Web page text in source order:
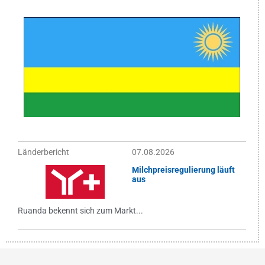
Länderbericht
07.08.2026
Milchpreisregulierung läuft
aus
Ruanda bekennt sich zum Markt...